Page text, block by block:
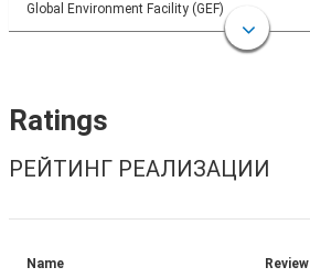
Global Environment Facility (GEF)
Ratings
РЕЙТИНГ РЕАЛИЗАЦИИ
Name Review